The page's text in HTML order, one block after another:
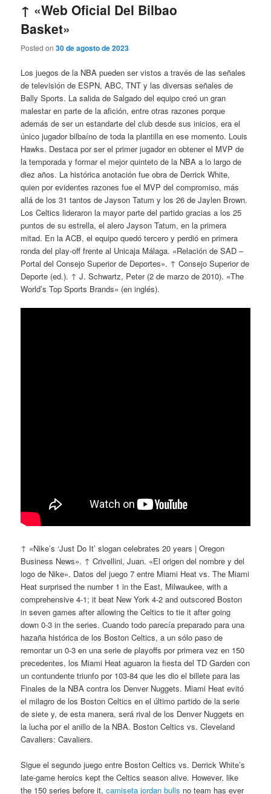
↑ «Web Oficial Del Bilbao
Basket»
Posted on30 de agosto de 2023
Los juegos de la NBA pueden ser vistos a través de las señales
de televisión de ESPN, ABC, TNT y las diversas señales de
Bally Sports. La salida de Salgado del equipo creó un gran
malestar en parte de la afición, entre otras razones porque
además de ser un estandarte del club desde sus inicios, era el
único jugador bilbaíno de toda la plantilla en ese momento. Louis
Hawks. Destaca por ser el primer jugador en obtener el MVP de
la temporada y formar el mejor quinteto de la NBA a lo largo de
diez años. La histórica anotación fue obra de Derrick White,
quien por evidentes razones fue el MVP del compromiso, más
allá de los 31 tantos de Jayson Tatum y los 26 de Jaylen Brown.
Los Celtics lideraron la mayor parte del partido gracias a los 25
puntos de su estrella, el alero Jayson Tatum, en la primera
mitad. En la ACB, el equipo quedó tercero y perdió en primera
ronda del play-off frente al Unicaja Málaga. «Relación de SAD –
Portal del Consejo Superior de Deportes». ↑ Consejo Superior de
Deporte (ed.). ↑ J. Schwartz, Peter (2 de marzo de 2010). «The
World’s Top Sports Brands» (en inglés).
↑ «Nike’s ‘Just Do It’ slogan celebrates 20 years | Oregon
Business News». ↑ Crivellini, Juan. «El origen del nombre y del
logo de Nike». Datos del juego 7 entre Miami Heat vs. The Miami
Heat surprised the number 1 in the East, Milwaukee, with a
comprehensive 4-1; it beat New York 4-2 and outscored Boston
in seven games after allowing the Celtics to tie it after going
down 0-3 in the series. Cuando todo parecía preparado para una
hazaña histórica de los Boston Celtics, a un sólo paso de
remontar un 0-3 en una serie de playoffs por primera vez en 150
precedentes, los Miami Heat aguaron la fiesta del TD Garden con
un contundente triunfo por 103-84 que les dio el billete para las
Finales de la NBA contra los Denver Nuggets. Miami Heat evitó
el milagro de los Boston Celtics en el último partido de la serie
de siete y, de esta manera, será rival de los Denver Nuggets en
la lucha por el anillo de la NBA. Boston Celtics vs. Cleveland
Cavaliers: Cavaliers.
Sigue el segundo juego entre Boston Celtics vs. Derrick White’s
late-game heroics kept the Celtics season alive. However, like
the 150 series before it,camiseta jordan bulls no team has ever